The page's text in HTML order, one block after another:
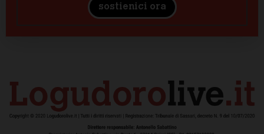
sostienici ora